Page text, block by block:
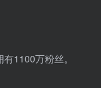
1100万粉丝。